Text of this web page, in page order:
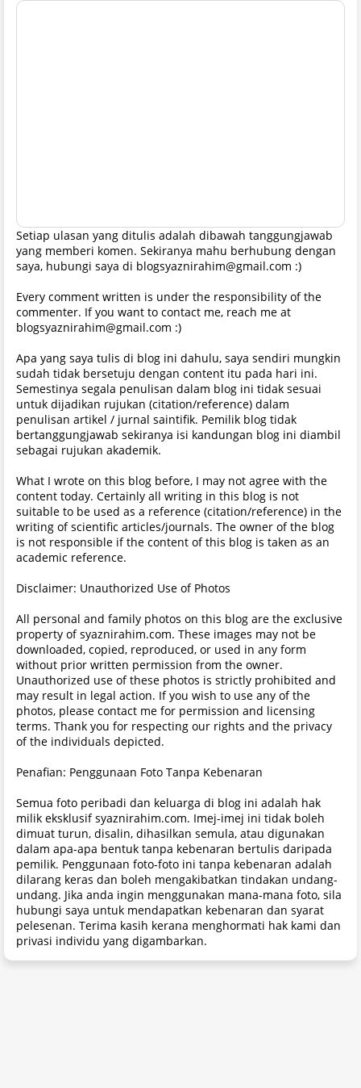
Setiap ulasan yang ditulis adalah dibawah tanggungjawab
yang memberi komen. Sekiranya mahu berhubung dengan
saya, hubungi saya di blogsyaznirahim@gmail.com :)
Every comment written is under the responsibility of the
commenter. If you want to contact me, reach me at
blogsyaznirahim@gmail.com :)
Apa yang saya tulis di blog ini dahulu, saya sendiri mungkin
sudah tidak bersetuju dengan content itu pada hari ini.
Semestinya segala penulisan dalam blog ini tidak sesuai
untuk dijadikan rujukan (citation/reference) dalam
penulisan artikel / jurnal saintifik. Pemilik blog tidak
bertanggungjawab sekiranya isi kandungan blog ini diambil
sebagai rujukan akademik.
What I wrote on this blog before, I may not agree with the
content today. Certainly all writing in this blog is not
suitable to be used as a reference (citation/reference) in the
writing of scientific articles/journals. The owner of the blog
is not responsible if the content of this blog is taken as an
academic reference.
Disclaimer: Unauthorized Use of Photos
All personal and family photos on this blog are the exclusive
property of syaznirahim.com. These images may not be
downloaded, copied, reproduced, or used in any form
without prior written permission from the owner.
Unauthorized use of these photos is strictly prohibited and
may result in legal action. If you wish to use any of the
photos, please contact me for permission and licensing
terms. Thank you for respecting our rights and the privacy
of the individuals depicted.
Penafian: Penggunaan Foto Tanpa Kebenaran
Semua foto peribadi dan keluarga di blog ini adalah hak
milik eksklusif syaznirahim.com. Imej-imej ini tidak boleh
dimuat turun, disalin, dihasilkan semula, atau digunakan
dalam apa-apa bentuk tanpa kebenaran bertulis daripada
pemilik. Penggunaan foto-foto ini tanpa kebenaran adalah
dilarang keras dan boleh mengakibatkan tindakan undang-
undang. Jika anda ingin menggunakan mana-mana foto, sila
hubungi saya untuk mendapatkan kebenaran dan syarat
pelesenan. Terima kasih kerana menghormati hak kami dan
privasi individu yang digambarkan.